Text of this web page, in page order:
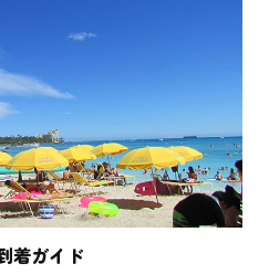
着ガイド